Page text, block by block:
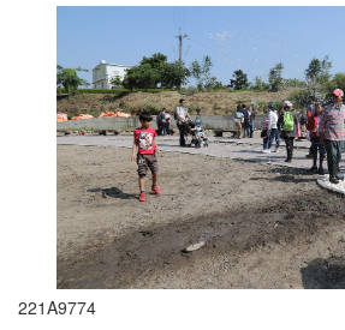
221A9774